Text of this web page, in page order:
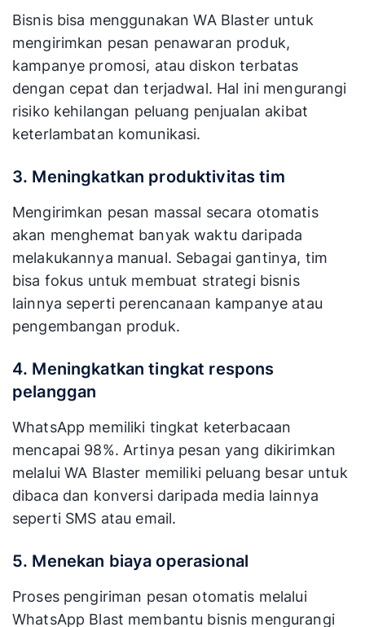
Bisnis bisa menggunakan WA Blaster untuk
mengirimkan pesan penawaran produk,
kampanye promosi, atau diskon terbatas
dengan cepat dan terjadwal. Hal ini mengurangi
risiko kehilangan peluang penjualan akibat
keterlambatan komunikasi.
3. Meningkatkan produktivitas tim
Mengirimkan pesan massal secara otomatis
akan menghemat banyak waktu daripada
melakukannya manual. Sebagai gantinya, tim
bisa fokus untuk membuat strategi bisnis
lainnya seperti perencanaan kampanye atau
pengembangan produk.
4. Meningkatkan tingkat respons
pelanggan
WhatsApp memiliki tingkat keterbacaan
mencapai 98%. Artinya pesan yang dikirimkan
melalui WA Blaster memiliki peluang besar untuk
dibaca dan konversi daripada media lainnya
seperti SMS atau email.
5. Menekan biaya operasional
Proses pengiriman pesan otomatis melalui
WhatsApp Blast membantu bisnis mengurangi